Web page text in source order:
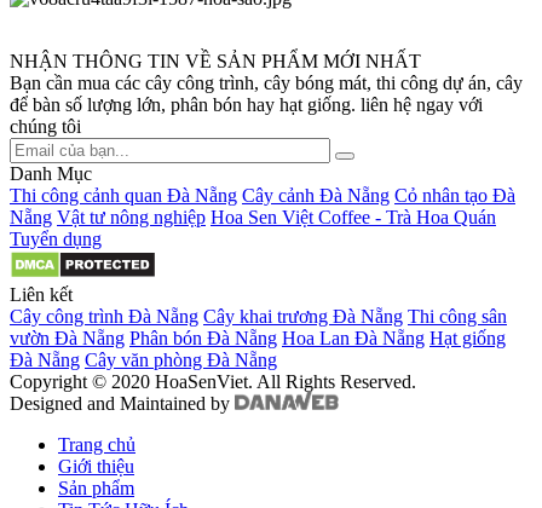
NHẬN THÔNG TIN VỀ SẢN PHẨM MỚI NHẤT
Bạn cần mua các cây công trình, cây bóng mát, thi công dự án, cây
để bàn số lượng lớn, phân bón hay hạt giống. liên hệ ngay với
chúng tôi
Danh Mục
Thi công cảnh quan Đà Nẵng Cây cảnh Đà Nẵng Cỏ nhân tạo Đà
Nẵng Vật tư nông nghiệp Hoa Sen Việt Coffee - Trà Hoa Quán
Tuyển dụng
Liên kết
Cây công trình Đà Nẵng Cây khai trương Đà Nẵng Thi công sân
vườn Đà Nẵng Phân bón Đà Nẵng Hoa Lan Đà Nẵng Hạt giống
Đà Nẵng Cây văn phòng Đà Nẵng
Copyright © 2020 HoaSenViet. All Rights Reserved.
Designed and Maintained by
Trang chủ
Giới thiệu
Sản phẩm